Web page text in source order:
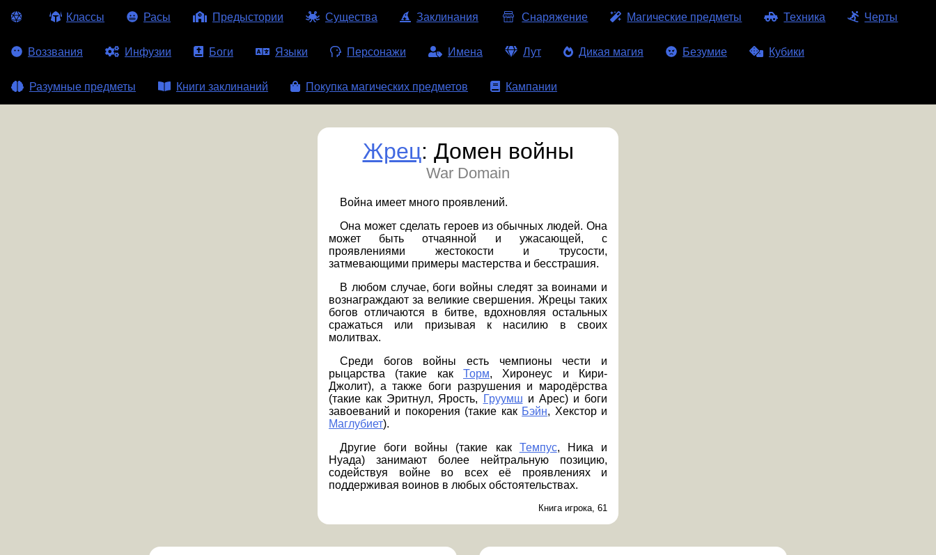
Классы Расы Предыстории Существа Заклинания Снаряжение Магические предметы Техника Черты
Воззвания Инфузии Боги Языки Персонажи Имена Лут Дикая магия Безумие Кубики
Разумные предметы Книги заклинаний Покупка магических предметов Кампании
Жрец: Домен войны
War Domain
Война имеет много проявлений.
Она может сделать героев из обычных людей. Она
может быть отчаянной и ужасающей, с
проявлениями жестокости и трусости,
затмевающими примеры мастерства и бесстрашия.
В любом случае, боги войны следят за воинами и
вознаграждают за великие свершения. Жрецы таких
богов отличаются в битве, вдохновляя остальных
сражаться или призывая к насилию в своих
молитвах.
Среди богов войны есть чемпионы чести и
рыцарства (такие как Торм, Хиронеус и Кири-
Джолит), а также боги разрушения и мародёрства
(такие как Эритнул, Ярость,
Груумш и Арес) и боги
завоеваний и покорения (такие как Бэйн, Хекстор и
Маглубиет).
Другие боги войны (такие как Темпус, Ника и
Нуада) занимают более нейтральную позицию,
содействуя войне во всех её проявлениях и
поддерживая воинов в любых обстоятельствах.
Книга игрока, 61